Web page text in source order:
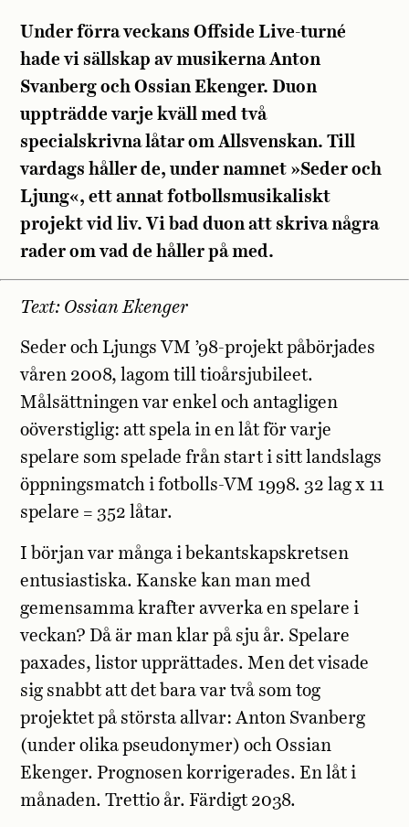
Under förra veckans Offside Live-turné
hade vi sällskap av musikerna Anton
Svanberg och Ossian Ekenger. Duon
uppträdde varje kväll med två
specialskrivna låtar om Allsvenskan. Till
vardags håller de, under namnet »Seder och
Ljung«, ett annat fotbollsmusikaliskt
projekt vid liv. Vi bad duonatt skriva några
rader om vad de håller på med.
Text: Ossian Ekenger
Seder och Ljungs VM ’98-projekt påbörjades
våren 2008, lagom till tioårsjubileet.
Målsättningen var enkel och antagligen
oöverstiglig: att spela in en låt för varje
spelare som spelade från start i sitt landslags
öppningsmatch i fotbolls-VM 1998. 32 lag x 11
spelare = 352 låtar.
I början var många i bekantskapskretsen
entusiastiska. Kanske kan man med
gemensamma krafter avverka en spelare i
veckan? Då är man klar på sju år. Spelare
paxades, listor upprättades. Men det visade
sig snabbt att det bara var två som tog
projektet på största allvar: Anton Svanberg
(under olika pseudonymer) och Ossian
Ekenger. Prognosen korrigerades. En låt i
månaden. Trettio år. Färdigt 2038.